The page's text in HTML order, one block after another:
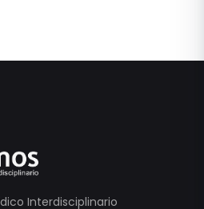
Interdisciplinario